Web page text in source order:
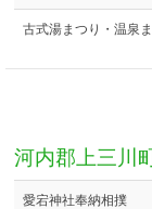
古式湯まつり・温泉
河内郡上三川
愛宕神社奉納相撲